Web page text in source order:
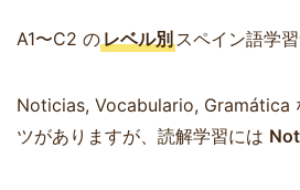
A1〜C2 のレベル別スペイン語学習
Noticias, Vocabulario, Gramática
ツがありますが、読解学習には